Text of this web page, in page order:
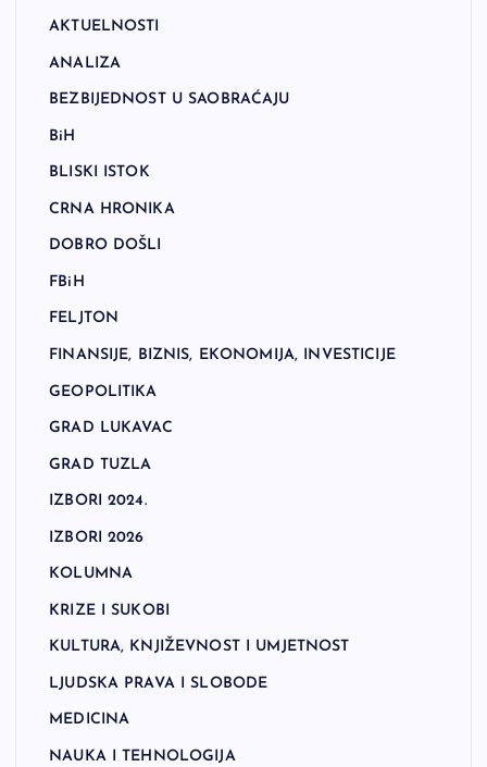
AKTUELNOSTI
ANALIZA
BEZBIJEDNOST U SAOBRAĆAJU
BiH
BLISKI ISTOK
CRNA HRONIKA
DOBRO DOŠLI
FBiH
FELJTON
FINANSIJE, BIZNIS, EKONOMIJA, INVESTICIJE
GEOPOLITIKA
GRAD LUKAVAC
GRAD TUZLA
IZBORI 2024.
IZBORI 2026
KOLUMNA
KRIZE I SUKOBI
KULTURA, KNJIŽEVNOST I UMJETNOST
LJUDSKA PRAVA I SLOBODE
MEDICINA
NAUKA I TEHNOLOGIJA